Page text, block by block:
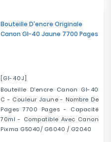
Bouteille D'encre Originale
Canon GI-40 Jaune 7700 Pages
[GI-40J]
Bouteille D'encre Canon GI-40
C - Couleur Jaune - Nombre De
Pages 7700 Pages - Capacité
70ml - Compatible Avec Canon
Pixma G5040/ G6040 / G2040